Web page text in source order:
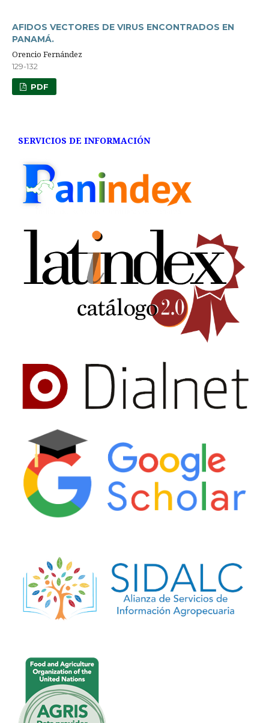
AFIDOS VECTORES DE VIRUS ENCONTRADOS EN
PANAMÁ.
Orencio Fernández
129-132
PDF
SERVICIOS DE INFORMACIÓN